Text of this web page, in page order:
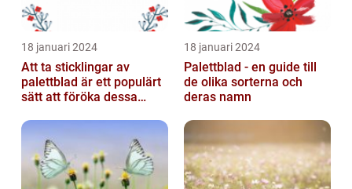
18 januari 2024
Att ta sticklingar av
palettblad är ett populärt
sätt att föröka dessa
relativt...
18 januari 2024
Palettblad - en guide till
de olika sorterna och
deras namn